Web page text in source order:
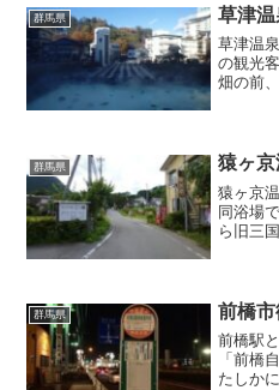
まいの
群馬県 草津
草津温
の観光
畑の前
して威
群馬県 猿ヶ
猿ヶ京
同浴場
ら旧三
って建
群馬県 前橋
前橋駅
「前橋
たしか